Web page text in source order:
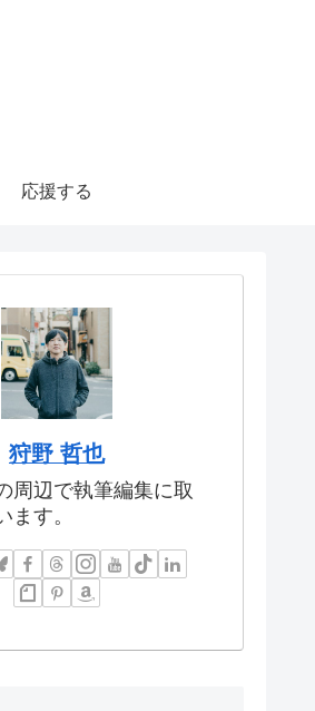
応援する
狩野 哲也
周辺で執筆編集に取
ます。